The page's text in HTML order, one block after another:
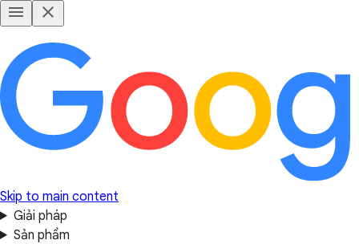
Skip to main content
Giải pháp
Sản phẩm